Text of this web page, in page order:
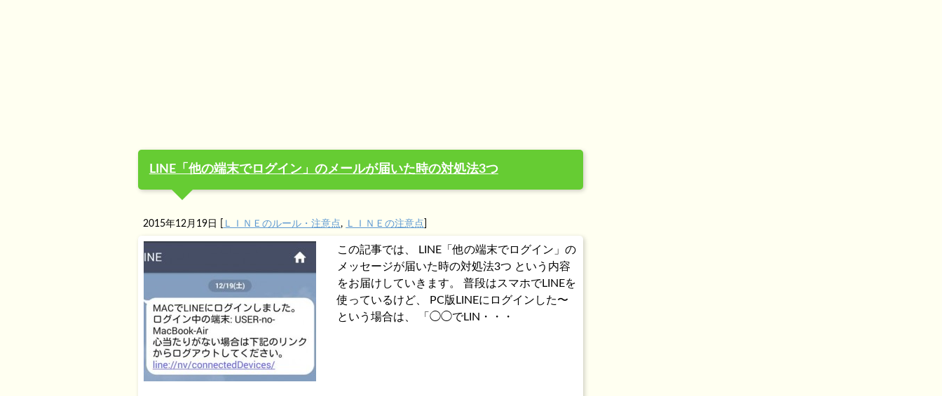
LINE「他の端末でログイン」のメールが届いた時の対処法3つ
2015年12月19日 ＬＩＮＥのルール・注意点, ＬＩＮＥの注意点
この記事では、 LINE「他の端末でログイン」の
メッセージが届いた時の対処法3つ という内容
をお届けしていきます。 普段はスマホでLINEを
使っているけど、 PC版LINEにログインした〜
という場合は、 「◯◯でLIN・・・